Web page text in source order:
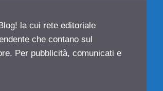
la cui rete editoriale
che contano sul
Per pubblicità, comunicati e